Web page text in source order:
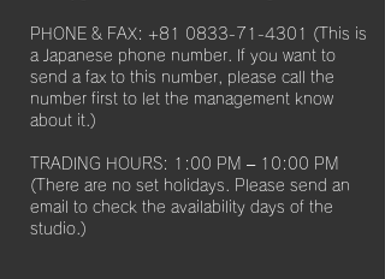
PHONE & FAX: +81 0833-71-4301
(This is
a Japanese phone number. If you want to
send a fax to this number, please call the
number first to let the management know
about it.)
TRADING HOURS: 1:00 PM – 10:00 PM
(There are no set holidays. Please send an
email to check the availability days of the
studio.)